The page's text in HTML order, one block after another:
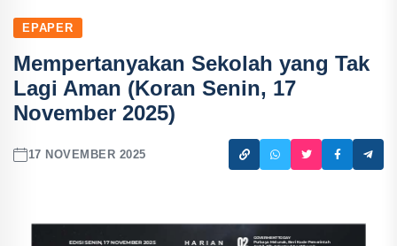
EPAPER
Mempertanyakan Sekolah yang Tak
Lagi Aman (Koran Senin, 17
November 2025)
17 NOVEMBER 2025